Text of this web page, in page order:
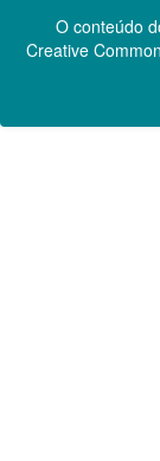
O conteúdo
Creative